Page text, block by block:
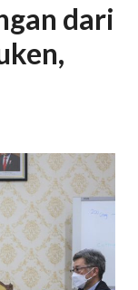
dari